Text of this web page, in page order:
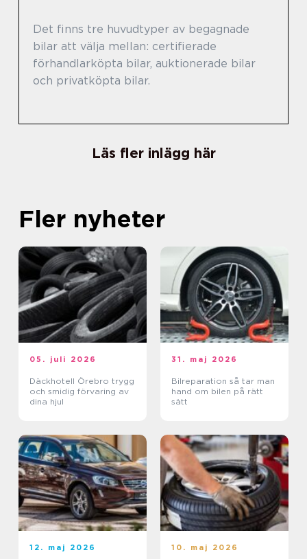
Det finns tre huvudtyper av begagnade
bilar att välja mellan: certifierade
förhandlarköpta bilar, auktionerade bilar
och privatköpta bilar.
Läs fler inlägg här
Fler nyheter
05. juli 2026
Däckhotell Örebro trygg
och smidig förvaring av
dina hjul
31. maj 2026
Bilreparation så tar man
hand om bilen på rätt
sätt
12. maj 2026 10. maj 2026